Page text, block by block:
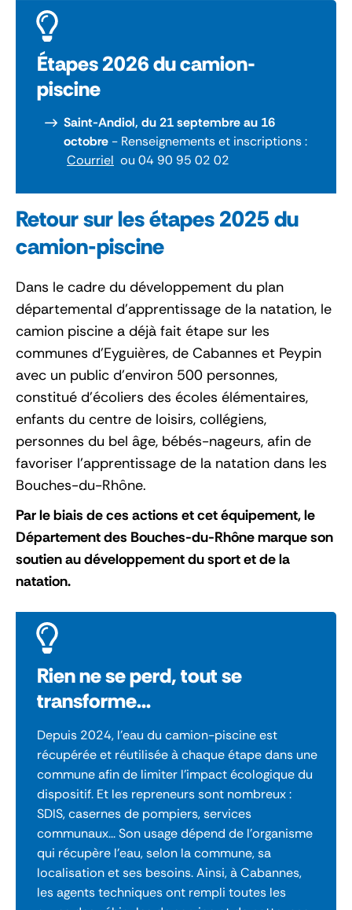
Étapes 2026 du camion-
piscine
Saint-Andiol, du 21 septembre au 16
octobre - Renseignements et inscriptions :
Courriel ou 04 90 95 02 02
Retour sur les étapes 2025 du
camion-piscine
Dans le cadre du développement du plan
départemental d'apprentissage de la natation, le
camion piscine a déjà fait étape sur les
communes d’Eyguières, de Cabannes et Peypin
avec un public d’environ 500 personnes,
constitué d’écoliers des écoles élémentaires,
enfants du centre de loisirs, collégiens,
personnes du bel âge, bébés-nageurs, afin de
favoriser l'apprentissage de la natation dans les
Bouches-du-Rhône.
Par le biais de ces actions et cet équipement, le
Département des Bouches-du-Rhône marque son
soutien au développement du sport et de la
natation.
Rien ne se perd, tout se
transforme...
Depuis 2024, l'eau du camion-piscine est
récupérée et réutilisée à chaque étape dans une
commune afin de limiter l'impact écologique du
dispositif. Et les repreneurs sont nombreux :
SDIS, casernes de pompiers, services
communaux... Son usage dépend de l'organisme
qui récupère l'eau, selon la commune, sa
localisation et ses besoins. Ainsi, à Cabannes,
les agents techniques ont rempli toutes les